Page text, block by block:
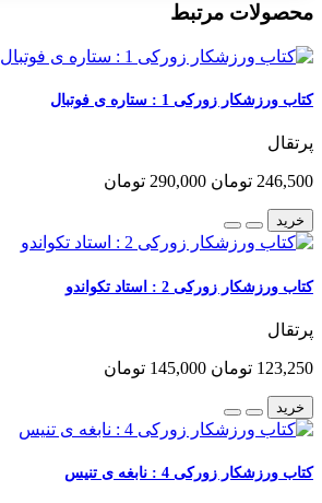
محصولات مرتبط
کتاب ورزشکار زورکی 1 : ستاره ی فوتبال
پرتقال
246,500 تومان 290,000 تومان
خرید
کتاب ورزشکار زورکی 2 : استاد تکواندو
پرتقال
123,250 تومان 145,000 تومان
خرید
کتاب ورزشکار زورکی 4 : نابغه ی تنیس